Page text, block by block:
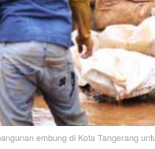
embung di Kota Tangerang